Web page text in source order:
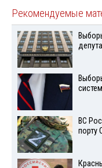
Рекомендуемые
ВС
порту